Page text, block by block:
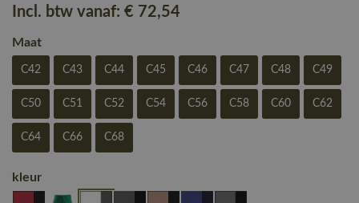
Incl. btw vanaf: € 72,54
Maat
C42 C43 C44 C45 C46 C47 C48 C49
C50 C51 C52 C54 C56 C58 C60 C62
C64 C66 C68
kleur